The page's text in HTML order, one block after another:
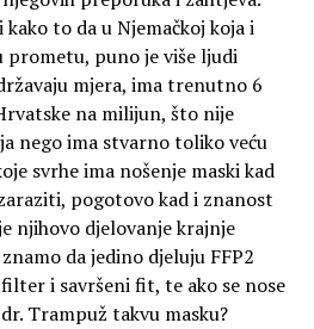
to da u Njemačkoj koja i
prometu, puno je više ljudi
mjera, ima trenutno 6
na milijun, što nije
nego ima stvarno toliko veću
svrhe ima nošenje maski kad
pogotovo kad i znanost
njihovo djelovanje krajnje
da jedino djeluju FFP2
filter i savršeni fit, te ako se nose
Trampuž takvu masku?